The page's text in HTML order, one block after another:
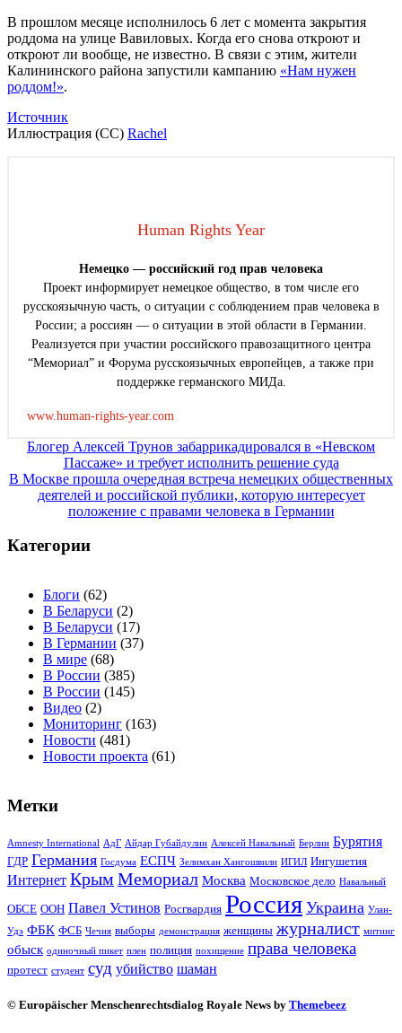
В прошлом месяце исполнилось 6 лет с момента закрытия
роддома на улице Вавиловых. Когда его снова откроют и
откроют ли вообще, не известно. В связи с этим, жители
Калининского района запустили кампанию «Нам нужен
роддом!».
Источник
Иллюстрация (СС) Rachel
Human Rights Year
Немецко — российский год прав человека
Проект информирует немецкое общество, в том числе его
русскоязычную часть, о ситуации с соблюдением прав человека в
России; а россиян — о ситуации в этой области в Германии.
Реализуется при участии российского правозащитного центра
“Мемориал” и Форума русскоязычных европейцев, а также при
поддержке германского МИДа.
www.human-rights-year.com
Навигация
по
записям
Блогер Алексей Трунов забаррикадировался в «Невском
Пассаже» и требует исполнить решение суда
В Москве прошла очередная встреча немецких общественных
деятелей и российской публики, которую интересует
положение с правами человека в Германии
Категории
Блоги (62)
В Беларуси (2)
В Беларуси (17)
В Германии (37)
В мире (68)
В России (385)
В России (145)
Видео (2)
Мониторинг (163)
Новости (481)
Новости проекта (61)
Метки
Amnesty International АдГ Айдар Губайдулин Алексей Навальный Берлин Бурятия
ГДР Германия Госдума ЕСПЧ Зелимхан Хангошвили ИГИЛ Ингушетия
Интернет Крым Мемориал Москва Московское дело Навальный
ОБСЕ ООН Павел Устинов Росгвардия Россия Украина Улан-
Удэ ФБК ФСБ Чечня выборы демонстрация женщины журналист митинг
обыск одиночный пикет плен полиция похищение права человека
протест студент суд убийство шаман
© Europäischer Menschenrechtsdialog Royale News by Themebeez